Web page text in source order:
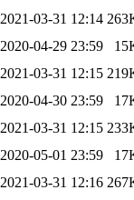
2021-03-31 12:14
2020-04-29 23:59
2021-03-31 12:15
2020-04-30 23:59
2021-03-31 12:15
2020-05-01 23:59
2021-03-31 12:16